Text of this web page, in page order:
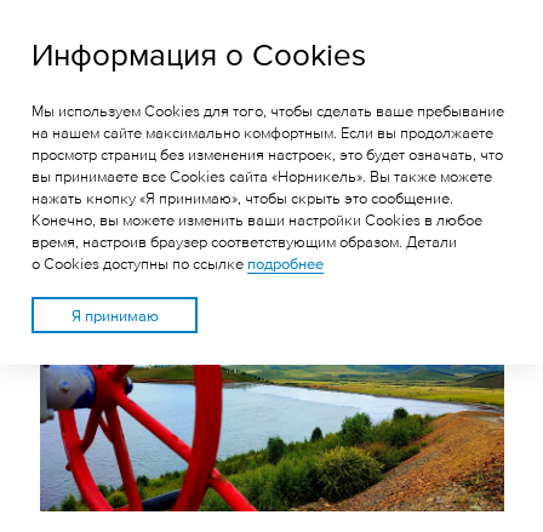
НА ХВОСТОХРАНИЛИЩЕ
БЫСТРИНСКОГО ГОКА
ЗАВЕРШЕНЫ РАБОТЫ ПО
НАРАЩИВАНИЮ ДАМБЫ
Информация о Cookies
Мы используем Cookies для того, чтобы сделать ваше пребывание
на нашем сайте максимально комфортным. Если вы продолжаете
просмотр страниц без изменения настроек, это будет означать, что
вы принимаете все Cookies сайта «Норникель». Вы также можете
нажать кнопку «Я принимаю», чтобы скрыть это сообщение.
Конечно, вы можете изменить ваши настройки Cookies в любое
время, настроив браузер соответствующим образом. Детали
о Cookies доступны по ссылке подробнее
Я принимаю